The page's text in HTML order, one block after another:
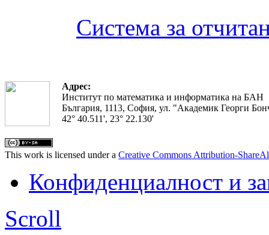
Система за
Адрес:
Институт по математика и информатика на БАН
България, 1113, София, ул. "Академик Георги
42° 40.511', 23° 22.130'
This work is licensed under a Creative Commons Attribution-
Конфиденциалност и
Scroll